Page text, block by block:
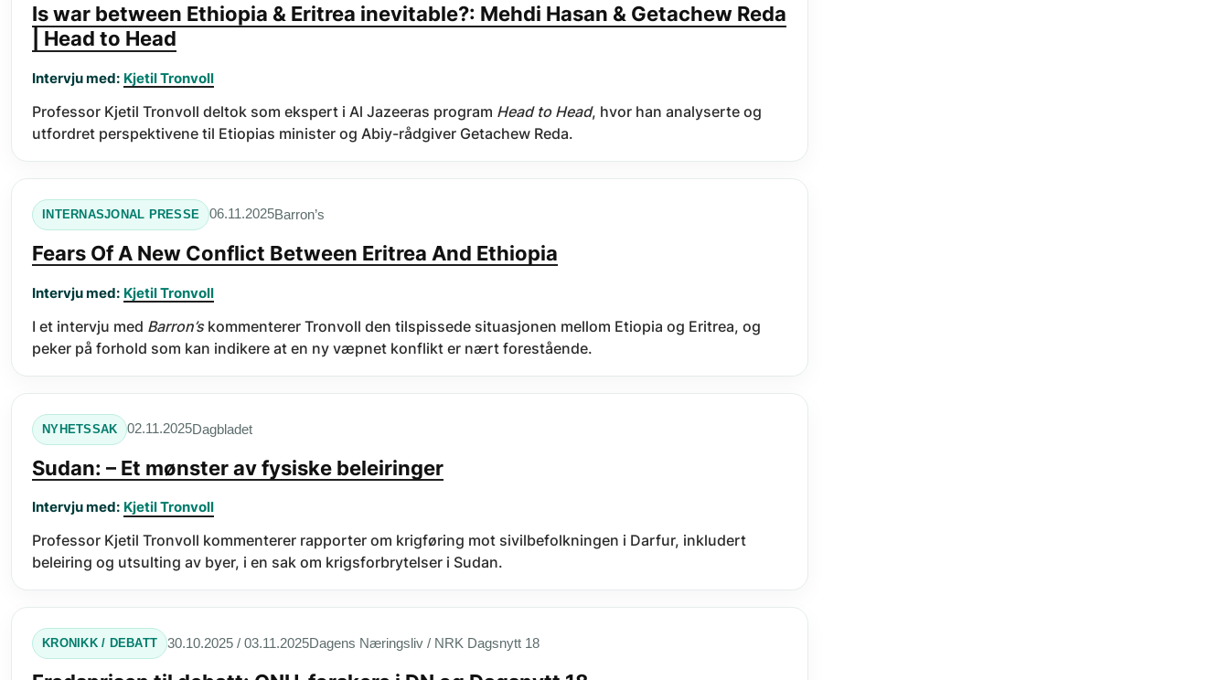
Is war between Ethiopia & Eritrea inevitable?: Mehdi Hasan & Getachew Reda
| Head to Head
Intervju med: Kjetil Tronvoll
Professor Kjetil Tronvoll deltok som ekspert i Al Jazeeras program Head to Head, hvor han analyserte og
utfordret perspektivene til Etiopias minister og Abiy-rådgiver Getachew Reda.
INTERNASJONAL PRESSE 06.11.2025Barron’s
Fears Of A New Conflict Between Eritrea And Ethiopia
Intervju med: Kjetil Tronvoll
I et intervju med Barron’skommenterer Tronvoll den tilspissede situasjonen mellom Etiopia og Eritrea, og
peker på forhold som kan indikere at en ny væpnet konflikt er nært forestående.
NYHETSSAK 02.11.2025Dagbladet
Sudan: – Et mønster av fysiske beleiringer
Intervju med: Kjetil Tronvoll
Professor Kjetil Tronvoll kommenterer rapporter om krigføring mot sivilbefolkningen i Darfur, inkludert
beleiring og utsulting av byer, i en sak om krigsforbrytelser i Sudan.
KRONIKK / DEBATT 30.10.2025 / 03.11.2025Dagens Næringsliv / NRK Dagsnytt 18